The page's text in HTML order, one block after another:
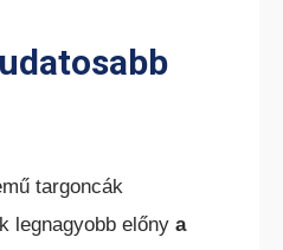
targoncák
legnagyobb előny a